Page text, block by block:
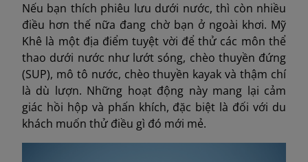
Nếu bạn thích phiêu lưu dưới nước, thì còn nhiều
điều hơn thế nữa đang chờ bạn ở ngoài khơi. Mỹ
Khê là một địa điểm tuyệt vời để thử các môn thể
thao dưới nước như lướt sóng, chèo thuyền đứng
(SUP), mô tô nước, chèo thuyền kayak và thậm chí
là dù lượn. Những hoạt động này mang lại cảm
giác hồi hộp và phấn khích, đặc biệt là đối với du
khách muốn thử điều gì đó mới mẻ.